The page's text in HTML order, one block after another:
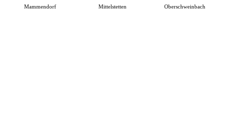
Mammendorf Mittelstetten Oberschweinbach